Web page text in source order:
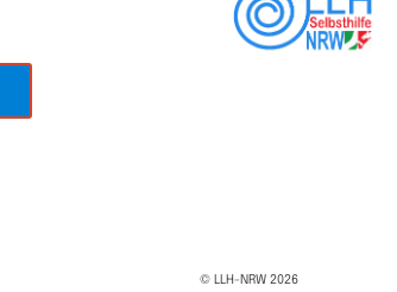
© LLH-NRW 2026